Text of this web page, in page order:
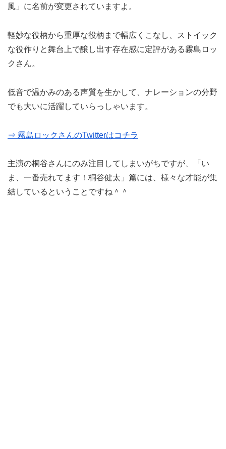
風」に名前が変更されていますよ。
軽妙な役柄から重厚な役柄まで幅広くこなし、ストイック
な役作りと舞台上で醸し出す存在感に定評がある霧島ロッ
クさん。
低音で温かみのある声質を生かして、ナレーションの分野
でも大いに活躍していらっしゃいます。
⇒ 霧島ロックさんのTwitterはコチラ
主演の桐谷さんにのみ注目してしまいがちですが、「い
ま、一番売れてます！桐谷健太」篇には、様々な才能が集
結しているということですね＾＾